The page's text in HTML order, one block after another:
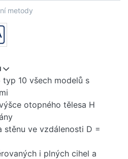
metody
10 všech modelů s
otopného tělesa H
stěnu ve vzdálenosti D =
i plných cihel a